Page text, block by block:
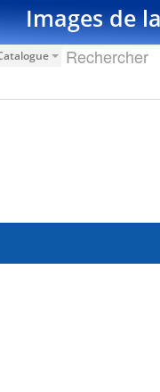
Images de